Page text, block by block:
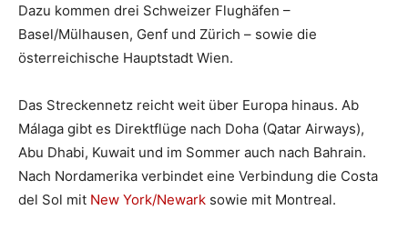
Dazu kommen drei Schweizer Flughäfen –
Basel/Mülhausen, Genf und Zürich – sowie die
österreichische Hauptstadt Wien.
Das Streckennetz reicht weit über Europa hinaus. Ab
Málaga gibt es Direktflüge nach Doha (Qatar Airways),
Abu Dhabi, Kuwait und im Sommer auch nach Bahrain.
Nach Nordamerika verbindet eine Verbindung die Costa
del Sol mit New York/Newark sowie mit Montreal.